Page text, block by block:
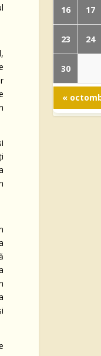
16 17
23 24
30
«